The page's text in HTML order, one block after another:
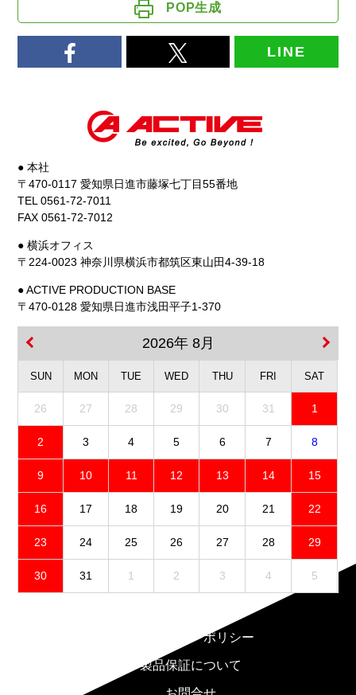
POP生成
LINE
● 本社
〒470-0117 愛知県日進市藤塚七丁目55番地
TEL 0561-72-7011
FAX 0561-72-7012
● 横浜オフィス
〒224-0023 神奈川県横浜市都筑区東山田4-39-18
● ACTIVE PRODUCTION BASE
〒470-0128 愛知県日進市浅田平子1-370
2026年 8月
SUN MON TUE WED THU FRI SAT
26 27 28 29 30 31 1
2 3 4 5 6 7 8
9 10 11 12 13 14 15
16 17 18 19 20 21 22
23 24 25 26 27 28 29
30 31 1 2 3 4 5
プライバシーポリシー
製品保証について